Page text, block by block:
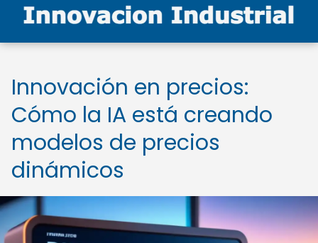
Innovación en precios:
Cómo la IA está creando
modelos de precios
dinámicos